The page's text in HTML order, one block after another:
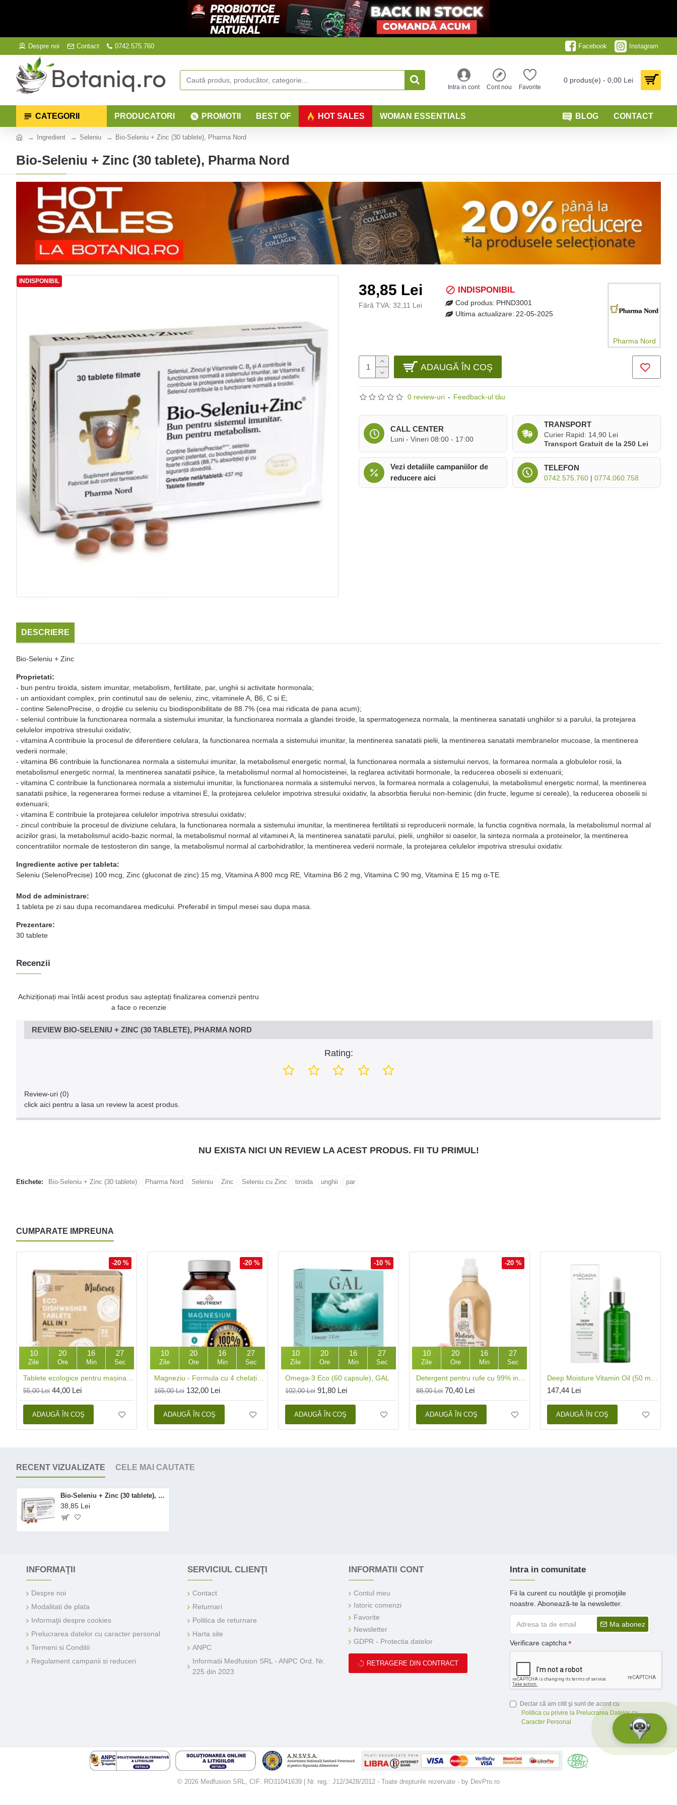
Despre noi Contact 0742.575.760 Facebook Instagram
Intra in cont Cont nou Favorite
0 produs(e) - 0,00 Lei
CATEGORII PRODUCATORI PROMOTII BEST OF HOT SALES WOMAN ESSENTIALS BLOG CONTACT
Ingredient Seleniu Bio-Seleniu + Zinc (30 tablete), Pharma Nord
Bio-Seleniu + Zinc (30 tablete), Pharma Nord
INDISPONIBIL
0 review-uri - Feedback-ul tău
38,85 Lei
Fără TVA: 32,11 Lei
INDISPONIBIL
Cod produs: PHND3001
Ultima actualizare: 22-05-2025
Pharma Nord
ADAUGĂ ÎN COŞ
CALL CENTER
Luni - Vineri 08:00 - 17:00
TRANSPORT
Curier Rapid: 14,90 Lei
Transport Gratuit de la 250 Lei
Vezi detaliile campaniilor de
reducere aici
TELEFON
0742.575.760| 0774.060.758
DESCRIERE
Bio-Seleniu + Zinc
Proprietati:
- bun pentru tiroida, sistem imunitar, metabolism, fertilitate, par, unghii si activitate hormonala;
- un antioxidant complex, prin continutul sau de seleniu, zinc, vitaminele A, B6, C si E;
- contine SelenoPrecise, o drojdie cu seleniu cu biodisponibilitate de 88.7% (cea mai ridicata de pana acum);
- seleniul contribuie la functionarea normala a sistemului imunitar, la functionarea normala a glandei tiroide, la spermatogeneza normala, la mentinerea sanatatii unghiilor si a parului, la protejarea
celulelor impotriva stresului oxidativ;
- vitamina A contribuie la procesul de diferentiere celulara, la functionarea normala a sistemului imunitar, la mentinerea sanatatii pielii, la mentinerea sanatatii membranelor mucoase, la mentinerea
vederii normale;
- vitamina B6 contribuie la functionarea normala a sistemului imunitar, la metabolismul energetic normal, la functionarea normala a sistemului nervos, la formarea normala a globulelor rosii, la
metabolismul energetic normal, la mentinerea sanatatii psihice, la metabolismul normal al homocisteinei, la reglarea activitatii hormonale, la reducerea oboselii si extenuarii;
- vitamina C contribuie la functionarea normala a sistemului imunitar, la functionarea normala a sistemului nervos, la formarea normala a colagenului, la metabolismul energetic normal, la mentinerea
sanatatii psihice, la regenerarea formei reduse a vitaminei E, la protejarea celulelor impotriva stresului oxidativ, la absorbtia fierului non-heminic (din fructe, legume si cereale), la reducerea oboselii si
extenuarii;
- vitamina E contribuie la protejarea celulelor impotriva stresului oxidativ;
- zincul contribuie la procesul de diviziune celulara, la functionarea normala a sistemului imunitar, la mentinerea fertilitatii si reproducerii normale, la functia cognitiva normala, la metabolismul normal al
acizilor grasi, la metabolismul acido-bazic normal, la metabolismul normal al vitaminei A, la mentinerea sanatatii parului, pielii, unghiilor si oaselor, la sinteza normala a proteinelor, la mentinerea
concentratiilor normale de testosteron din sange, la metabolismul normal al carbohidratilor, la mentinerea vederii normale, la protejarea celulelor impotriva stresului oxidativ.
Ingrediente active per tableta:
Seleniu (SelenoPrecise) 100 mcg, Zinc (gluconat de zinc) 15 mg, Vitamina A 800 mcg RE, Vitamina B6 2 mg, Vitamina C 90 mg, Vitamina E 15 mg α-TE.
Mod de administrare:
1 tableta pe zi sau dupa recomandarea medicului. Preferabil in timpul mesei sau dupa masa.
Prezentare:
30 tablete
Recenzii
Achiziționați mai întâi acest produs sau așteptați finalizarea comenzii pentru
a face o recenzie
REVIEW BIO-SELENIU + ZINC (30 TABLETE), PHARMA NORD
Rating:
Review-uri (0)
click aici pentru a lasa un review la acest produs.
NU EXISTA NICI UN REVIEW LA ACEST PRODUS. FII TU PRIMUL!
Etichete: Bio-Seleniu + Zinc (30 tablete) Pharma Nord Seleniu Zinc Seleniu cu Zinc tiroida unghii par
CUMPARATE IMPREUNA
-20 %
10
Zile
20
Ore
16
Min
26
Sec
55,00 Lei 44,00 Lei
ADAUGĂ ÎN COŞ
-20 %
10
Zile
20
Ore
16
Min
26
Sec
165,00 Lei 132,00 Lei
ADAUGĂ ÎN COŞ
-10 %
10
Zile
20
Ore
16
Min
26
Sec
Omega-3 Eco (60 capsule), GAL
102,00 Lei 91,80 Lei
ADAUGĂ ÎN COŞ
-20 %
10
Zile
20
Ore
16
Min
26
Sec
88,00 Lei 70,40 Lei
ADAUGĂ ÎN COŞ
147,44 Lei
ADAUGĂ ÎN COŞ
RECENT VIZUALIZATE CELE MAI CAUTATE
Bio-Seleniu + Zinc (30 tablete), Pharma Nord
38,85 Lei
INFORMAŢII
Despre noi
Modalitati de plata
Informaţii despre cookies
Prelucrarea datelor cu caracter personal
Termeni si Conditii
Regulament campanii si reduceri
SERVICIUL CLIENŢI
Contact
Returnari
Politica de returnare
Harta site
ANPC
Informatii Medfusion SRL - ANPC Ord. Nr.
225 din 2023
INFORMATII CONT
Contul meu
Istoric comenzi
Favorite
Newsletter
GDPR - Protectia datelor
RETRAGERE DIN CONTRACT
Intra in comunitate
Fii la curent cu noutăţile şi promoţiile
noastre. Abonează-te la newsletter.
Ma abonez
Verificare captcha
Declar că am citit şi sunt de acord cu
Politica cu privire la Prelucrarea Datelor cu
Caracter Personal
© 2026 Medfusion SRL, CIF: RO31041639 | Nr. reg.: J12/3428/2012 - Toate drepturile rezervate - by DevPro.ro